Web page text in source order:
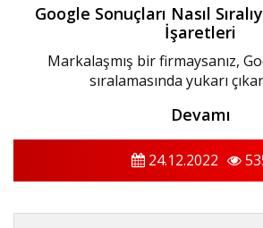
Google Sonuçları Nasıl
İşaretleri
Markalaşmış bir firmaysanız,
sıralamasında yukarı
Devamı
24.12.2022